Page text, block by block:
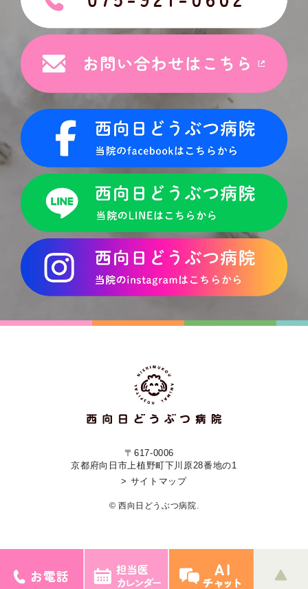
〒617-0006
京都府向日市上植野町下川原28番地の1
> サイトマップ
© 西向日どうぶつ病院.